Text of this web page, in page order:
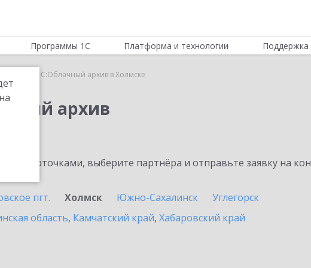
Программы 1С Платформа и технологии Поддержка
1С:Облачный архив в Холмске
архив
карточками, выберите партнёра и отправьте заявку на
пгт. Холмск Южно-Сахалинск
Углегорск
область, Камчатский край, Хабаровский край